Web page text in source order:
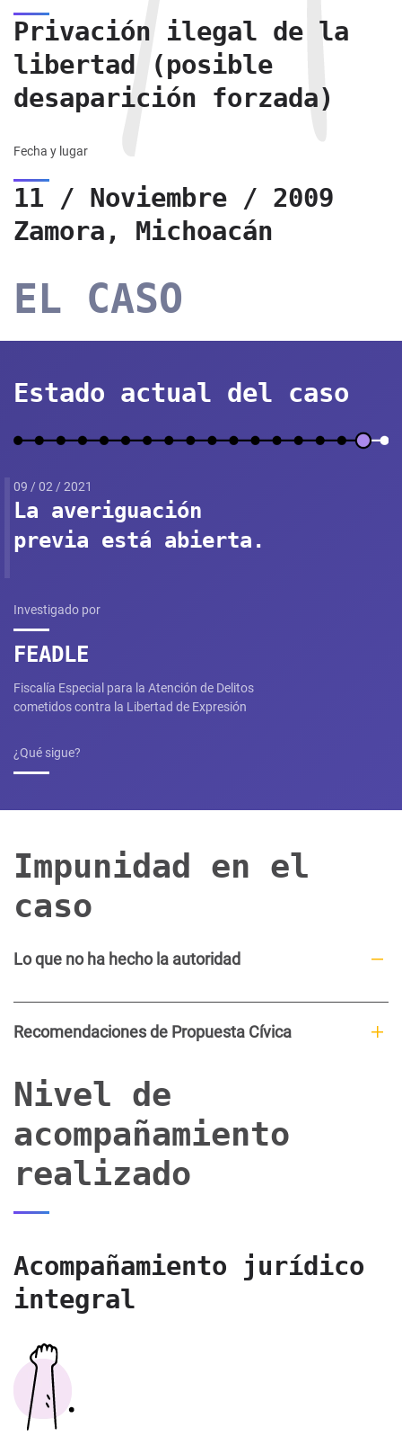
Privación ilegal de la
libertad (posible
desaparición forzada)
Fecha y lugar
11 / Noviembre / 2009
Zamora, Michoacán
EL CASO
Estado actual del caso
09 / 02 / 2021
La averiguación
previa está abierta.
Investigado por
FEADLE
Fiscalía Especial para la Atención de Delitos
cometidos contra la Libertad de Expresión
¿Qué sigue?
Impunidad en el
caso
Lo que no ha hecho la autoridad
Recomendaciones de Propuesta Cívica
Nivel de
acompañamiento
realizado
Acompañamiento jurídico
integral